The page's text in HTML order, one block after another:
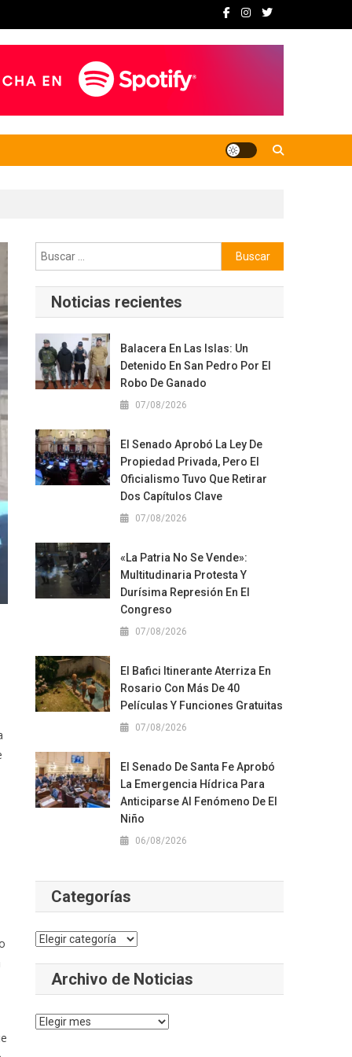
Buscar:
Noticias recientes
Balacera En Las Islas: Un
Detenido En San Pedro Por El
Robo De Ganado
07/08/2026
El Senado Aprobó La Ley De
Propiedad Privada, Pero El
Oficialismo Tuvo Que Retirar
Dos Capítulos Clave
07/08/2026
«La Patria No Se Vende»:
Multitudinaria Protesta Y
Durísima Represión En El
Congreso
07/08/2026
El Bafici Itinerante Aterriza En
Rosario Con Más De 40
Películas Y Funciones Gratuitas
07/08/2026
El Senado De Santa Fe Aprobó
La Emergencia Hídrica Para
Anticiparse Al Fenómeno De El
Niño
06/08/2026
Categorías
Categorías
Archivo de Noticias
Archivo